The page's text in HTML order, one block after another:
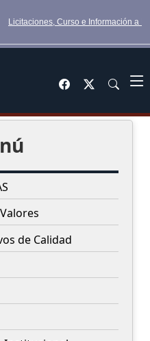
Licitaciones, Curso e Información a
de Calidad